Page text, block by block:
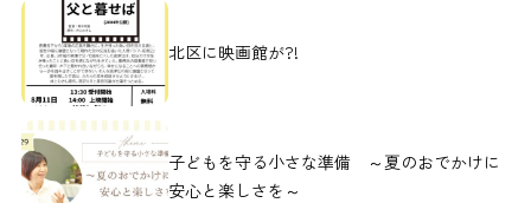
北区に映画館が?!
子どもを守る小さな準備 ～夏のおでかけに
安心と楽しさを～